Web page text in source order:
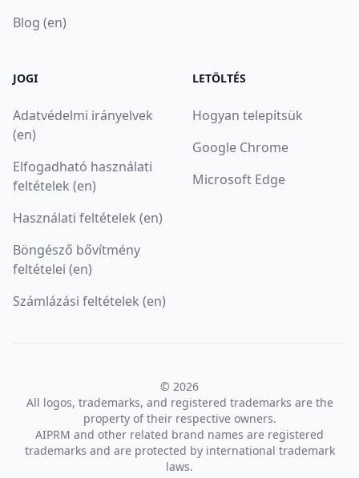
Blog (en)
JOGI
Adatvédelmi irányelvek
(en)
Elfogadható használati
feltételek (en)
Használati feltételek (en)
Böngésző bővítmény
feltételei (en)
Számlázási feltételek (en)
LETÖLTÉS
Hogyan telepítsük
Google Chrome
Microsoft Edge
© 2026
All logos, trademarks, and registered trademarks are the
property of their respective owners.
AIPRM and other related brand names are registered
trademarks and are protected by international trademark
laws.